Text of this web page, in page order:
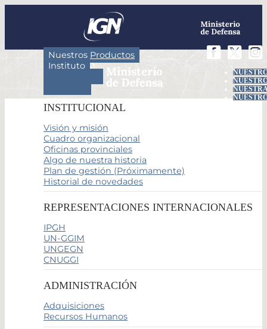
Nuestros Productos
Instituto
INSTITUCIONAL
Visión y misión
Cuadro organizacional
Oficinas provinciales
Algo de nuestra historia
Plan de gestión (Próximamente)
Historial de novedades
REPRESENTACIONES INTERNACIONALES
IPGH
UN-GGIM
UNGEGN
CNUGGI
ADMINISTRACIÓN
Adquisiciones
Recursos Humanos